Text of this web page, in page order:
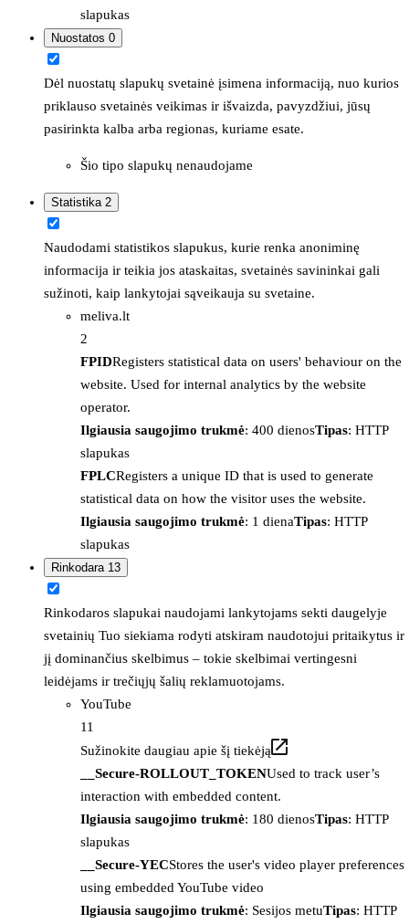
slapukas
Nuostatos 0
Dėl nuostatų slapukų svetainė įsimena informaciją, nuo kurios
priklauso svetainės veikimas ir išvaizda, pavyzdžiui, jūsų
pasirinkta kalba arba regionas, kuriame esate.
Šio tipo slapukų nenaudojame
Statistika 2
Naudodami statistikos slapukus, kurie renka anoniminę
informacija ir teikia jos ataskaitas, svetainės savininkai gali
sužinoti, kaip lankytojai sąveikauja su svetaine.
meliva.lt
2
FPIDRegisters statistical data on users' behaviour on the
website. Used for internal analytics by the website
operator.
Ilgiausia saugojimo trukmė: 400 dienosTipas: HTTP
slapukas
FPLCRegisters a unique ID that is used to generate
statistical data on how the visitor uses the website.
Ilgiausia saugojimo trukmė: 1 dienaTipas: HTTP
slapukas
Rinkodara 13
Rinkodaros slapukai naudojami lankytojams sekti daugelyje
svetainių Tuo siekiama rodyti atskiram naudotojui pritaikytus ir
jį dominančius skelbimus – tokie skelbimai vertingesni
leidėjams ir trečiųjų šalių reklamuotojams.
YouTube
11
Sužinokite daugiau apie šį tiekėją
__Secure-ROLLOUT_TOKENUsed to track user’s
interaction with embedded content.
Ilgiausia saugojimo trukmė: 180 dienosTipas: HTTP
slapukas
__Secure-YECStores the user's video player preferences
using embedded YouTube video
Ilgiausia saugojimo trukmė: Sesijos metuTipas: HTTP